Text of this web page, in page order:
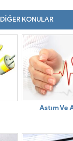
KONULAR
Astım Ve